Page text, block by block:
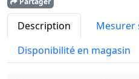
Description
Mesurer
Disponibilité en magasin